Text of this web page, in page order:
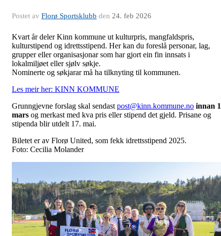
Postet av Florø Sportsklubb den 24. feb 2026
Kvart år deler Kinn kommune ut kulturpris, mangfaldspris,
kulturstipend og idrettsstipend. Her kan du foreslå personar, lag,
grupper eller organisasjonar som har gjort ein fin innsats i
lokalmiljøet eller sjølv søkje.
Nominerte og søkjarar må ha tilknyting til kommunen.
Les meir her: KINN KOMMUNE
Grunngjevne forslag skal sendast post@kinn.kommune.no innan
mars og merkast med kva pris eller stipend det gjeld. Prisane og
stipenda blir utdelt 17. mai.
Biletet er av Florø United, som fekk idrettsstipend 2025.
Foto: Cecilia Molander